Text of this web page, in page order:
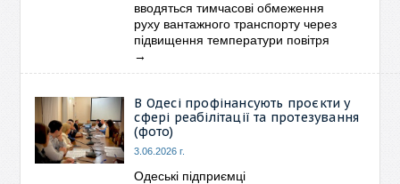
вводяться тимчасові обмеження
руху вантажного транспорту через
підвищення температури повітря
→
В Одесі профінансують проєкти у
сфері реабілітації та протезування
(фото)
3.06.2026 г.
Одеські підприємці